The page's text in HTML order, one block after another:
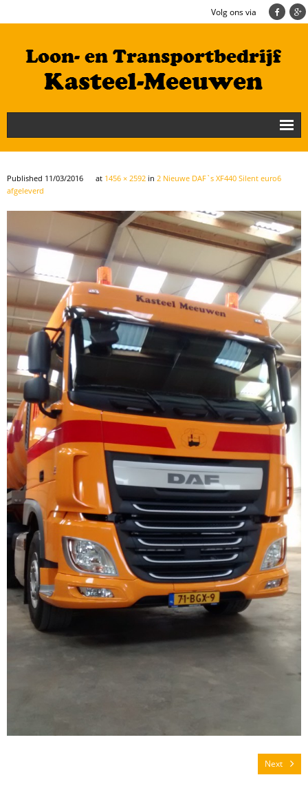
Volg ons via
Nieuws
Loonbedrijf
Cultuurtechniek/Grondwerk
Geschiedenis
Te koop
Mestverwerking
Video’s
Published 11/03/2016 at 1456 × 2592 in 2 Nieuwe DAF`s XF440 Silent euro6
afgeleverd
Next